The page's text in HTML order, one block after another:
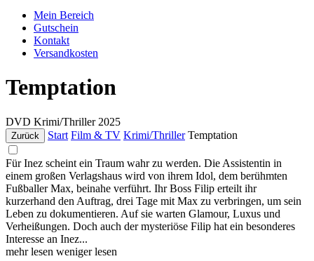
Mein Bereich
Gutschein
Kontakt
Versandkosten
Temptation
DVD Krimi/Thriller 2025
Zurück Start Film & TV Krimi/Thriller Temptation
Für Inez scheint ein Traum wahr zu werden. Die Assistentin in
einem großen Verlagshaus wird von ihrem Idol, dem berühmten
Fußballer Max, beinahe verführt. Ihr Boss Filip erteilt ihr
kurzerhand den Auftrag, drei Tage mit Max zu verbringen, um sein
Leben zu dokumentieren. Auf sie warten Glamour, Luxus und
Verheißungen. Doch auch der mysteriöse Filip hat ein besonderes
Interesse an Inez...
mehr lesen weniger lesen